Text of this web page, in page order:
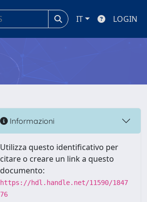
IT LOGIN
Informazioni
Utilizza questo identificativo per
citare o creare un link a questo
documento:
https://hdl.handle.net/11590/1847
76